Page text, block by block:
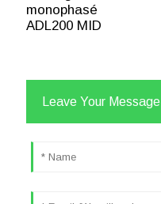
monophasé
ADL200 MID
Leave Your Message